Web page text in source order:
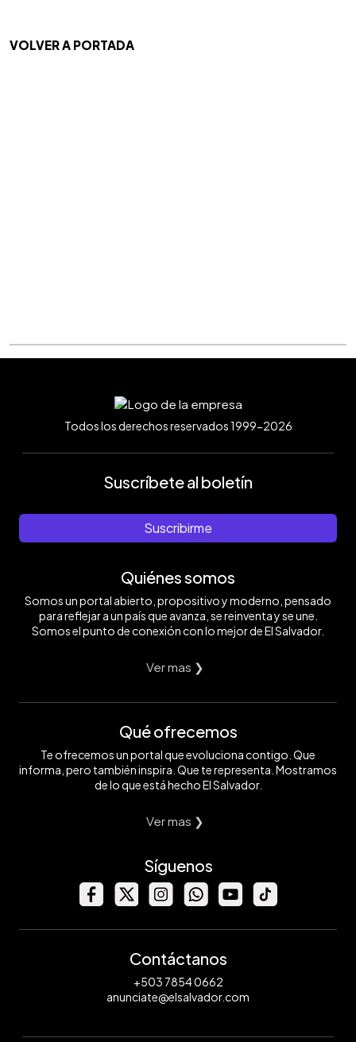
VOLVER A PORTADA
Todos los derechos reservados 1999-2026
Suscríbete al boletín
Suscribirme
Quiénes somos
Somos un portal abierto, propositivo y moderno, pensado
para reflejar a un país que avanza, se reinventa y se une.
Somos el punto de conexión con lo mejor de El Salvador.
Ver mas ❯
Qué ofrecemos
Te ofrecemos un portal que evoluciona contigo. Que
informa, pero también inspira. Que te representa. Mostramos
de lo que está hecho El Salvador.
Ver mas ❯
Síguenos
Contáctanos
+503 7854 0662
anunciate@elsalvador.com